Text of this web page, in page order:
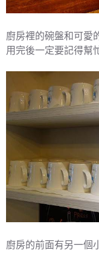
廚房裡的碗盤和可愛
用完後一定要記得幫
廚房的前面有另一個